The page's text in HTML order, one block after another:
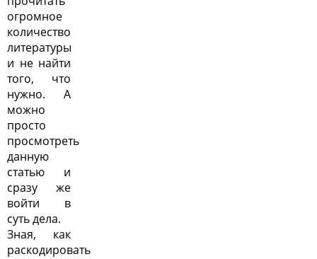
огромное
количество
литературы
и не найти
того, что
нужно. А
можно
просто
просмотреть
данную
статью и
сразу же
войти в
суть дела.
Зная, как
раскодировать